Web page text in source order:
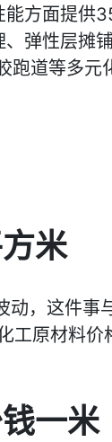
方面提供
弹性层摊
道等多
米
，这件事
原材料价
一米